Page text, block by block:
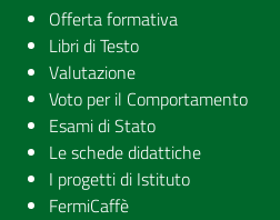
Offerta formativa
Libri di Testo
Valutazione
Voto per il Comportamento
Esami di Stato
Le schede didattiche
I progetti di Istituto
FermiCaffè